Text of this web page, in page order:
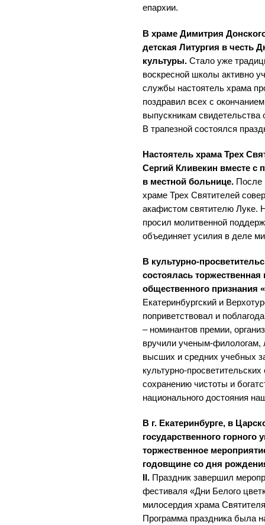
епархии.
В храме Димитрия
детская Литургия в честь
культуры. Стало уже
воскресной школы активно
службы настоятель храма
поздравил всех с
выпускникам
В трапезной состоялся
Настоятель храма Трех
Сергий Кливекин вместе с
в местной больнице. После
храме Трех Святителей
акафистом святителю Луке.
просил молитвенной
объединяет усилия в деле
В культурно-
состоялась
общественного
Екатеринбургский и
поприветствовал и
– номинантов премии,
вручили ученым-филологам,
высших и средних учебных
культурно-
сохранению чистоты и
национального достояния
В г. Екатеринбурге, в
государственного горного
торжественное
годовщине со дня
II. Праздник завершил
фестиваля «Дни Белого
милосердия храма
Программа праздника была